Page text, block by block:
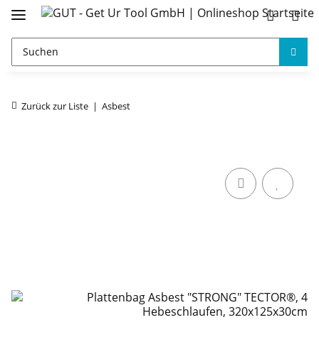
Zurück zur Liste Asbest